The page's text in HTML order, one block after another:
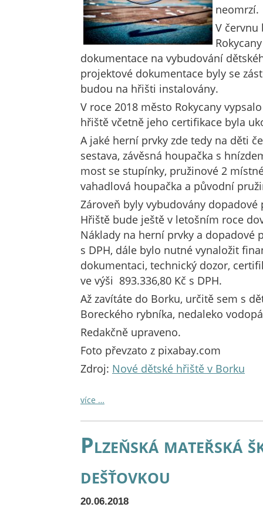
neomrzí.
V červnu
dokumentace na vybudování
projektové dokumentace byly se
budou na hřišti instalovány.
V roce 2018 město Rokycany
hřiště včetně jeho certifikace byla
A jaké herní prvky zde tedy na děti
sestava, závěsná houpačka s
most se stupínky, pružinové 2
vahadlová houpačka a původní
Zároveň byly vybudovány
Hřiště bude ještě v letošním roce
Náklady na herní prvky a dopadové
s DPH, dále bylo nutné vynaložit
dokumentaci, technický dozor,
ve výši 893.336,80 Kč s DPH.
Až zavítáte do Borku, určitě sem s
Boreckého rybníka, nedaleko
Redakčně upraveno.
Foto převzato z pixabay.com
Zdroj: Nové dětské hřiště v Borku
více …
Plzeňská mateřská
dešťovkou
20.06.2018